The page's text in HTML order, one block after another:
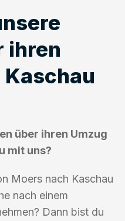
ihren
Kaschau
über ihren Umzug
mit uns?
Moers nach Kaschau
nach einem
Dann bist du